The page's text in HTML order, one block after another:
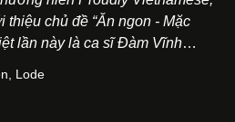
thiệu chủ đề “Ăn ngon - Mặc
lần này là ca sĩ Đàm Vĩnh
ấn Indochine hoài niệm, thu
Lode